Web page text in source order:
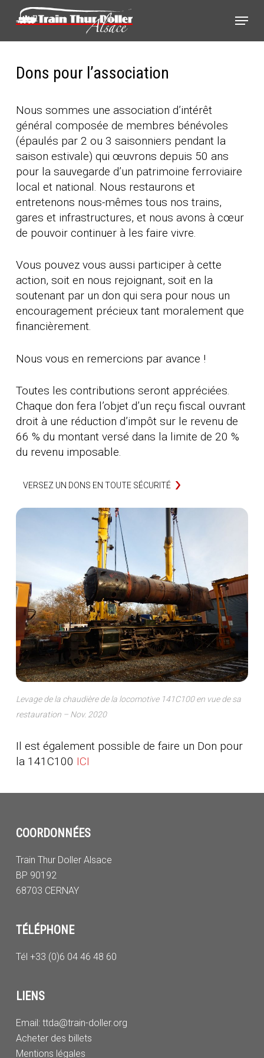
Menu
Dons pour l’association
Nous sommes une association d’intérêt
général composée de membres bénévoles
(épaulés par 2 ou 3 saisonniers pendant la
saison estivale) qui œuvrons depuis 50 ans
pour la sauvegarde d’un patrimoine ferroviaire
local et national. Nous restaurons et
entretenons nous-mêmes tous nos trains,
gares et infrastructures, et nous avons à cœur
de pouvoir continuer à les faire vivre.
Vous pouvez vous aussi participer à cette
action, soit en nous rejoignant, soit en la
soutenant par un don qui sera pour nous un
encouragement précieux tant moralement que
financièrement.
Nous vous en remercions par avance !
Toutes les contributions seront appréciées.
Chaque don fera l’objet d’un reçu fiscal ouvrant
droit à une réduction d’impôt sur le revenu de
66 % du montant versé dans la limite de 20 %
du revenu imposable.
VERSEZ UN DONS EN TOUTE SÉCURITÉ
Levage de la chaudière de la locomotive 141C100 en vue de sa
restauration – Nov. 2020
Il est également possible de faire un Don pour
la 141C100 ICI
COORDONNÉES
Train Thur Doller Alsace
BP 90192
68703 CERNAY
TÉLÉPHONE
Tél +33 (0)6 04 46 48 60
LIENS
Email: ttda@train-doller.org
Acheter des billets
Mentions légales
Panneau de gestion des cookies